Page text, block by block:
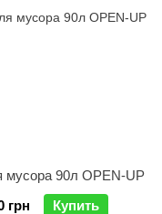
мусора 90л OPEN-UP
грн
Купить